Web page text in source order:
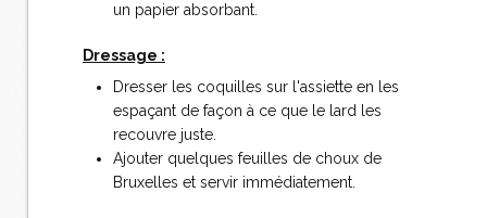
un papier absorbant.
Dressage :
Dresser les coquilles sur l'assiette en les
espaçant de façon à ce que le lard les
recouvre juste.
Ajouter quelques feuilles de choux de
Bruxelles et servir immédiatement.